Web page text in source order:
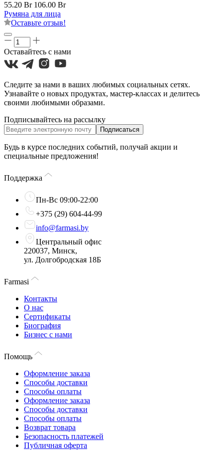
55.20 Br 106.00 Br
Румяна для лица
Оставьте отзыв!
Оставайтесь с нами
Следите за нами в ваших любимых социальных сетях.
Узнавайте о новых продуктах, мастер-классах и делитесь
своими любимыми образами.
Подписывайтесь на рассылку
Подписаться
Будь в курсе последних событий, получай акции и
специальные предложения!
Поддержка
Пн-Вс 09:00-22:00
+375 (29) 604-44-99
info@farmasi.by
Центральный офис
220037, Минск,
ул. Долгобродская 18Б
Farmasi
Контакты
О нас
Сертификаты
Биография
Бизнес с нами
Помощь
Оформление заказа
Способы доставки
Способы оплаты
Оформление заказа
Способы доставки
Способы оплаты
Возврат товара
Безопасность платежей
Публичная оферта